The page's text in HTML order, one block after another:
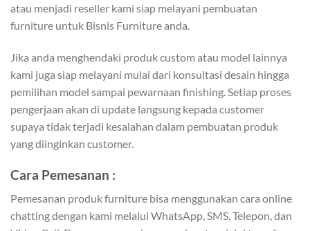
atau menjadi reseller kami siap melayani pembuatan
furniture untuk Bisnis Furniture anda.
Jika anda menghendaki produk custom atau model lainnya
kami juga siap melayani mulai dari konsultasi desain hingga
pemilihan model sampai pewarnaan finishing. Setiap proses
pengerjaan akan di update langsung kepada customer
supaya tidak terjadi kesalahan dalam pembuatan produk
yang diinginkan customer.
Cara Pemesanan :
Pemesanan produk furniture bisa menggunakan cara online
chatting dengan kami melalui WhatsApp, SMS, Telepon, dan